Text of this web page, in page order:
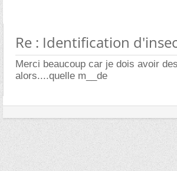
Re : Identification
Merci beaucoup car je dois avoir
alors....quelle m__de